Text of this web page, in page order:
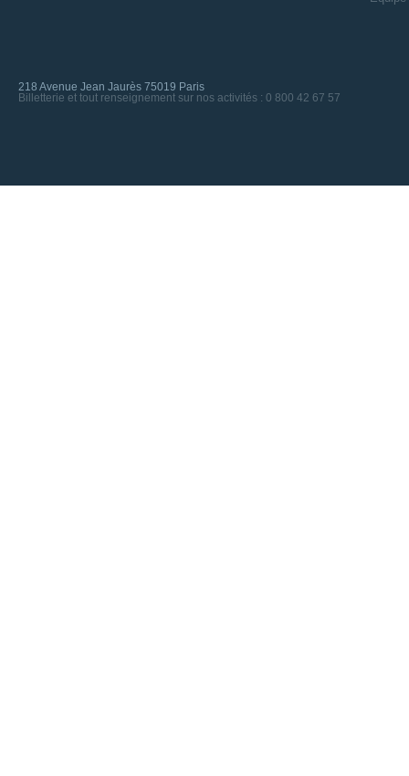
218 Avenue Jean Jaurès 75019 Paris
Billetterie et tout renseignement sur nos activités : 0 800 42 67 57